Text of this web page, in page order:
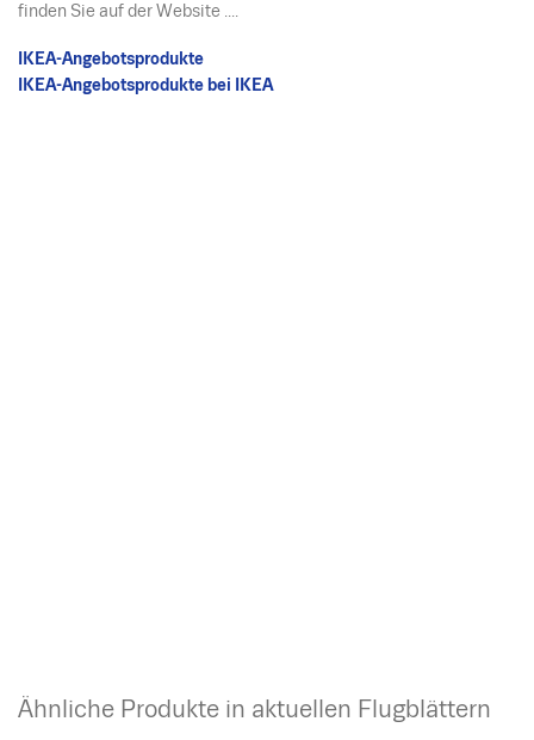
finden Sie auf der Website ....
IKEA-Angebotsprodukte
IKEA-Angebotsprodukte bei IKEA
Ähnliche Produkte in aktuellen Flugblättern